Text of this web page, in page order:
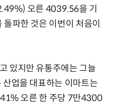
오른 4039.56을 기
파한 것은 이번이 처음이
있지만 유통주에는 그늘
업을 대표하는 이마트는
오른 한 주당 7만4300